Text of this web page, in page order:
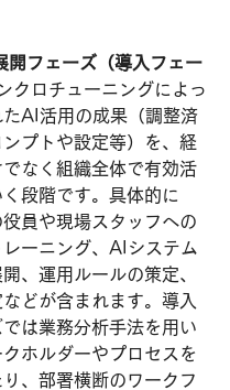
開フェーズ（導入フェー
クロチューニングによっ
たAI活用の成果（調整済
プトや設定等）を、経
なく組織全体で有効活
く段階です。具体的に
役員や現場スタッフへの
レーニング、AIシステム
、運用ルールの策定、
どが含まれます。導入
では業務分析手法を用い
クホルダーやプロセスを
、部署横断のワークフ